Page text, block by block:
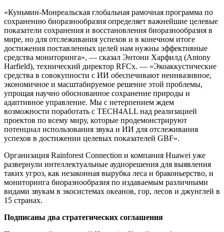
«Куньмин-Монреальская глобальная рамочная программа по
сохранению биоразнообразия определяет важнейшие целевые
показатели сохранения и восстановления биоразнообразия в
мире, но для отслеживания успехов и в конечном итоге
достижения поставленных целей нам нужны эффективные
средства мониторинга», — сказал Энтони Харфилд (Antony
Harfield), технический директор RFCx. — «Экоаккустические
средства в совокупности с ИИ обеспечивают неинвазивное,
экономичное и масштабируемое решение этой проблемы,
упрощая научно обоснованное сохранение природы и
адаптивное управление. Мы с нетерпением ждем
возможности поработать с TECH4ALL над реализацией
проектов по всему миру, которые продемонстрируют
потенциал использования звука и ИИ для отслеживания
успехов в достижении целевых показателей GBF».
Организация Rainforest Connection и компания Huawei уже
развернули интеллектуальные аудиорешения для выявления
таких угроз, как незаконная вырубка леса и браконьерство, и
мониторинга биоразнообразия по издаваемым различными
видами звукам в экосистемах океанов, гор, лесов и джунглей в
15 странах.
Подписаны два стратегических соглашения